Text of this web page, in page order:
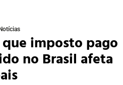
imposto pago
no Brasil afeta